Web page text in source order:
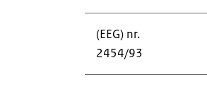
(EEG) nr.
2454/93